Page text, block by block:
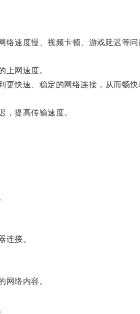
速度慢、视频卡顿、游戏延迟等问
网速度。
快速、稳定的网络连接，从而畅快
提高传输速度。
接。
络内容。